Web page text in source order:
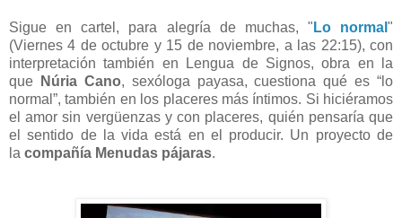
Sigue en cartel, para alegría de muchas, " Lo normal "
(Viernes 4 de octubre y 15 de noviembre, a las 22:15), con
interpretación también en Lengua de Signos, obra en la
que
Núria Cano, sexóloga payasa, cuestiona qué es “lo
normal”, también en los placeres más íntimos. Si hiciéramos
el amor sin vergüenzas y con placeres, quién pensaría que
el sentido de la vida está en el producir. Un proyecto de
la compañía Menudas pájaras.